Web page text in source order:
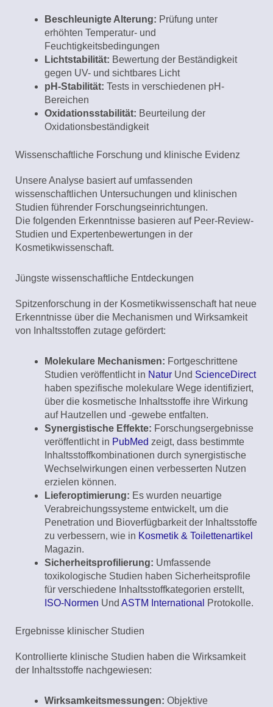
Beschleunigte Alterung: Prüfung unter
erhöhten Temperatur- und
Feuchtigkeitsbedingungen
Lichtstabilität: Bewertung der Beständigkeit
gegen UV- und sichtbares Licht
pH-Stabilität: Tests in verschiedenen pH-
Bereichen
Oxidationsstabilität: Beurteilung der
Oxidationsbeständigkeit
Wissenschaftliche Forschung und klinische Evidenz
Unsere Analyse basiert auf umfassenden
wissenschaftlichen Untersuchungen und klinischen
Studien führender Forschungseinrichtungen.
Die folgenden Erkenntnisse basieren auf Peer-Review-
Studien und Expertenbewertungen in der
Kosmetikwissenschaft.
Jüngste wissenschaftliche Entdeckungen
Spitzenforschung in der Kosmetikwissenschaft hat neue
Erkenntnisse über die Mechanismen und Wirksamkeit
von Inhaltsstoffen zutage gefördert:
Molekulare Mechanismen: Fortgeschrittene
Studien veröffentlicht in Natur Und ScienceDirect
haben spezifische molekulare Wege identifiziert,
über die kosmetische Inhaltsstoffe ihre Wirkung
auf Hautzellen und -gewebe entfalten.
Synergistische Effekte: Forschungsergebnisse
veröffentlicht in PubMed zeigt, dass bestimmte
Inhaltsstoffkombinationen durch synergistische
Wechselwirkungen einen verbesserten Nutzen
erzielen können.
Lieferoptimierung: Es wurden neuartige
Verabreichungssysteme entwickelt, um die
Penetration und Bioverfügbarkeit der Inhaltsstoffe
zu verbessern, wie in Kosmetik & Toilettenartikel
Magazin.
Sicherheitsprofilierung: Umfassende
toxikologische Studien haben Sicherheitsprofile
für verschiedene Inhaltsstoffkategorien erstellt,
ISO-Normen Und ASTM International Protokolle.
Ergebnisse klinischer Studien
Kontrollierte klinische Studien haben die Wirksamkeit
der Inhaltsstoffe nachgewiesen:
Wirksamkeitsmessungen: Objektive